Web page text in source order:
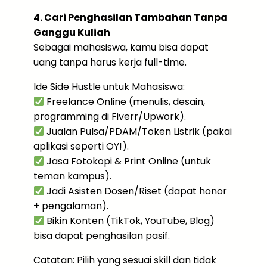
4. Cari Penghasilan Tambahan Tanpa
Ganggu Kuliah
Sebagai mahasiswa, kamu bisa dapat
uang tanpa harus kerja full-time.
Ide Side Hustle untuk Mahasiswa:
Freelance Online (menulis, desain,
programming di Fiverr/Upwork).
Jualan Pulsa/PDAM/Token Listrik (pakai
aplikasi seperti OY!).
Jasa Fotokopi & Print Online (untuk
teman kampus).
Jadi Asisten Dosen/Riset (dapat honor
+ pengalaman).
Bikin Konten (TikTok, YouTube, Blog)
bisa dapat penghasilan pasif.
Catatan: Pilih yang sesuai skill dan tidak